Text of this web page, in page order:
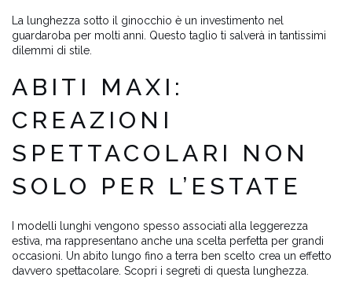
La lunghezza sotto il ginocchio è un investimento nel
guardaroba per molti anni. Questo taglio ti salverà in tantissimi
dilemmi di stile.
ABITI MAXI:
CREAZIONI
SPETTACOLARI NON
SOLO PER L’ESTATE
I modelli lunghi vengono spesso associati alla leggerezza
estiva, ma rappresentano anche una scelta perfetta per grandi
occasioni. Un abito lungo fino a terra ben scelto crea un effetto
davvero spettacolare. Scopri i segreti di questa lunghezza.